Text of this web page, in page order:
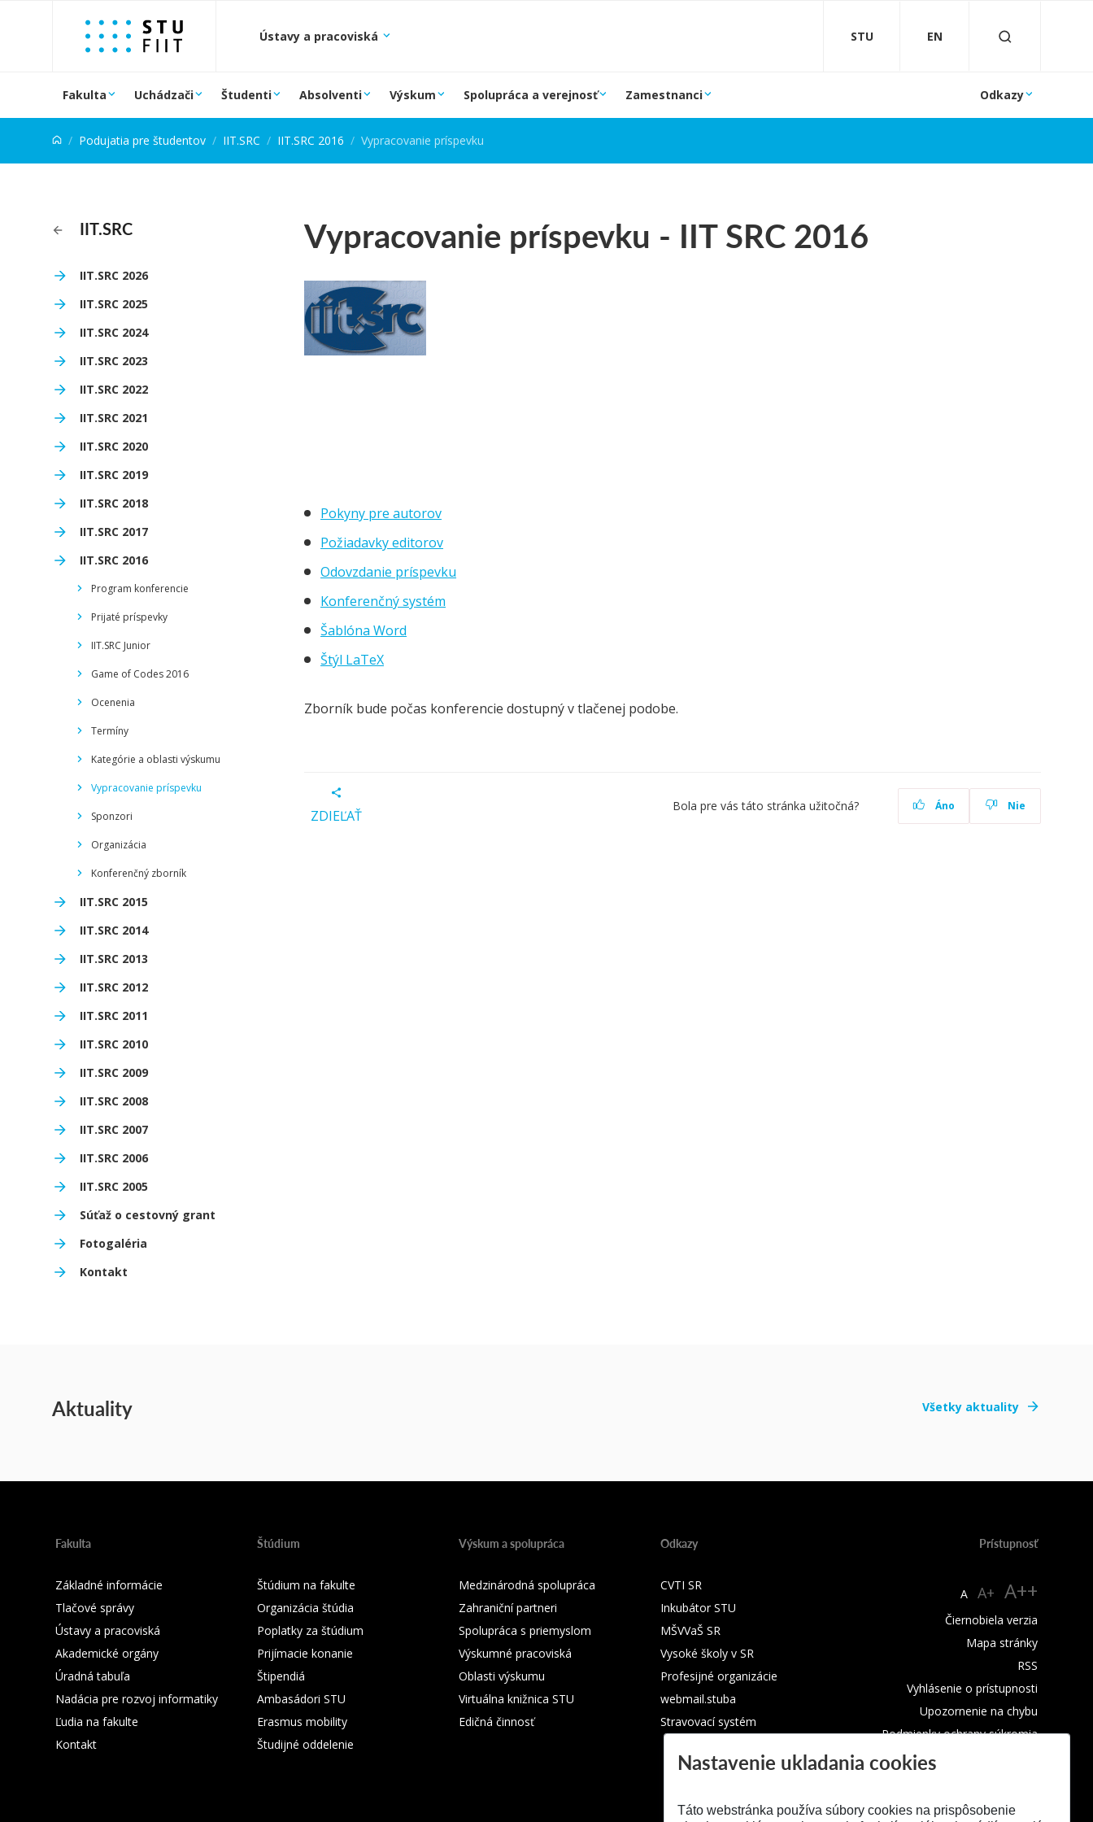
Prejsť na obsah
Ústavy a pracoviská STU EN
Fakulta Uchádzači Študenti Absolventi Výskum Spolupráca a verejnosť Zamestnanci Odkazy
Podujatia pre študentov IIT.SRC IIT.SRC 2016 Vypracovanie príspevku
IIT.SRC
IIT.SRC 2026
IIT.SRC 2025
IIT.SRC 2024
IIT.SRC 2023
IIT.SRC 2022
IIT.SRC 2021
IIT.SRC 2020
IIT.SRC 2019
IIT.SRC 2018
IIT.SRC 2017
IIT.SRC 2016
Program konferencie
Prijaté príspevky
IIT.SRC Junior
Game of Codes 2016
Ocenenia
Termíny
Kategórie a oblasti výskumu
Vypracovanie príspevku
Sponzori
Organizácia
Konferenčný zborník
IIT.SRC 2015
IIT.SRC 2014
IIT.SRC 2013
IIT.SRC 2012
IIT.SRC 2011
IIT.SRC 2010
IIT.SRC 2009
IIT.SRC 2008
IIT.SRC 2007
IIT.SRC 2006
IIT.SRC 2005
Súťaž o cestovný grant
Fotogaléria
Kontakt
Vypracovanie príspevku - IIT SRC 2016
Pokyny pre autorov
Požiadavky editorov
Odovzdanie príspevku
Konferenčný systém
Šablóna Word
Štýl LaTeX
Zborník bude počas konferencie dostupný v tlačenej podobe.
ZDIEĽAŤ
Bola pre vás táto stránka užitočná? Áno Nie
Aktuality Všetky aktuality
Fakulta
Základné informácie
Tlačové správy
Ústavy a pracoviská
Akademické orgány
Úradná tabuľa
Nadácia pre rozvoj informatiky
Ľudia na fakulte
Kontakt
Štúdium
Štúdium na fakulte
Organizácia štúdia
Poplatky za štúdium
Prijímacie konanie
Štipendiá
Ambasádori STU
Erasmus mobility
Študijné oddelenie
Výskum a spolupráca
Medzinárodná spolupráca
Zahraniční partneri
Spolupráca s priemyslom
Výskumné pracoviská
Oblasti výskumu
Virtuálna knižnica STU
Edičná činnosť
Odkazy
CVTI SR
Inkubátor STU
MŠVVaŠ SR
Vysoké školy v SR
Profesijné organizácie
webmail.stuba
Stravovací systém
Prístupnosť
A A+ A++
Čiernobiela verzia
Mapa stránky
RSS
Vyhlásenie o prístupnosti
Upozornenie na chybu
Podmienky ochrany súkromia
Nastavenie ukladania cookies
Táto webstránka používa súbory cookies na prispôsobenie